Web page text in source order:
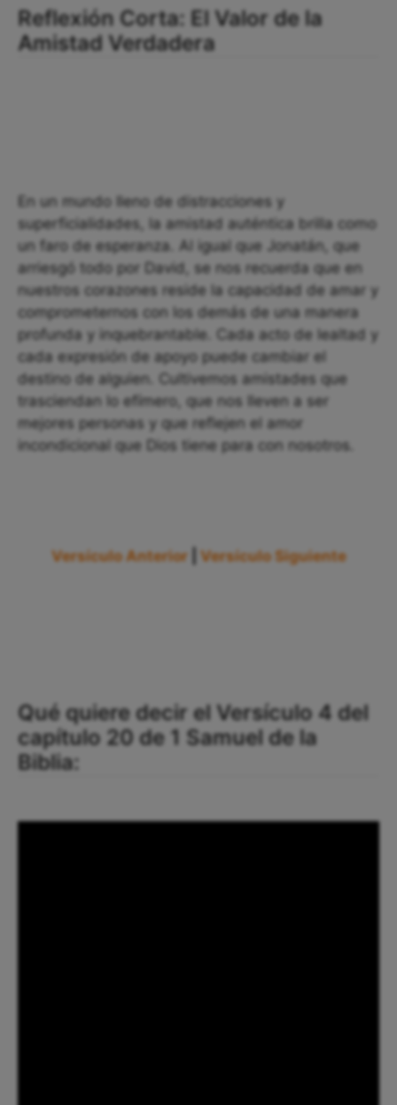
Reflexión Corta: El Valor de la
Amistad Verdadera
En un mundo lleno de distracciones y
superficialidades, la amistad auténtica brilla como
un faro de esperanza. Al igual que Jonatán, que
arriesgó todo por David, se nos recuerda que en
nuestros corazones reside la capacidad de amar y
comprometernos con los demás de una manera
profunda y inquebrantable. Cada acto de lealtad y
cada expresión de apoyo puede cambiar el
destino de alguien. Cultivemos amistades que
trasciendan lo efímero, que nos lleven a ser
mejores personas y que reflejen el amor
incondicional que Dios tiene para con nosotros.
Versículo Anterior Versículo Siguiente
Qué quiere decir el Versículo 4 del
capítulo 20 de 1 Samuel de la
Biblia: